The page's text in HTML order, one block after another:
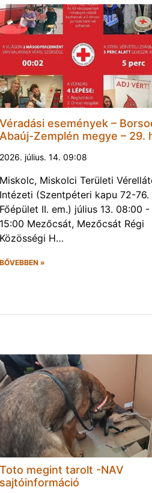
Véradási események –
Abaúj-Zemplén megye – 29.
2026. július. 14. 09:08
Miskolc, Miskolci Területi
Intézeti (Szentpéteri kapu 72-76.
Főépület II. em.) július 13. 08:00 -
15:00 Mezőcsát, Mezőcsát Régi
Közösségi H…
BŐVEBBEN »
Toto megint tarolt -NAV
sajtóinformáció